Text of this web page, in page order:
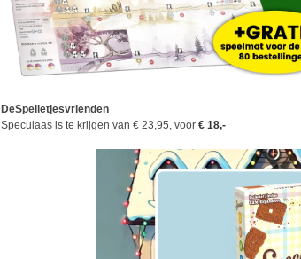
DeSpelletjesvrienden
Speculaas is te krijgen van € 23,95, voor € 18,-